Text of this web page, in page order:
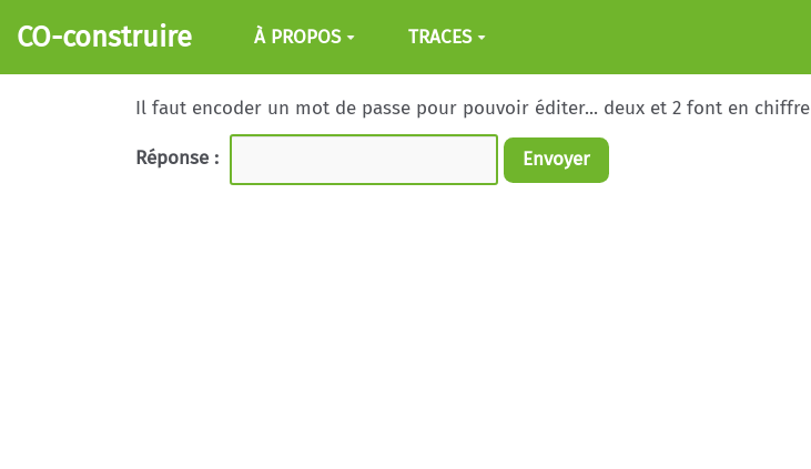
Aller au contenu principal
CO-construire À PROPOS TRACES
Il faut encoder un mot de passe pour pouvoir éditer... deux et 2 font en chiffre
Réponse : Envoyer